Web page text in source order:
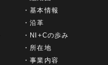
基本情報
沿革
NI+Cの歩み
所在地
事業内容